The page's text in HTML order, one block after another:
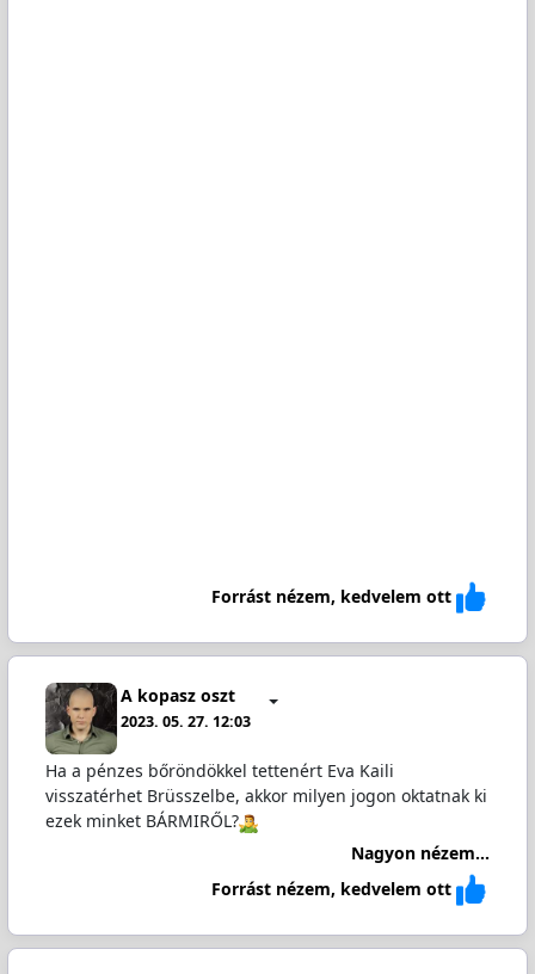
Forrást nézem, kedvelem ott
A kopasz oszt
2023. 05. 27. 12:03
Ha a pénzes bőröndökkel tettenért Eva Kaili
visszatérhet Brüsszelbe, akkor milyen jogon oktatnak ki
ezek minket BÁRMIRŐL?
Nagyon nézem...
Forrást nézem, kedvelem ott